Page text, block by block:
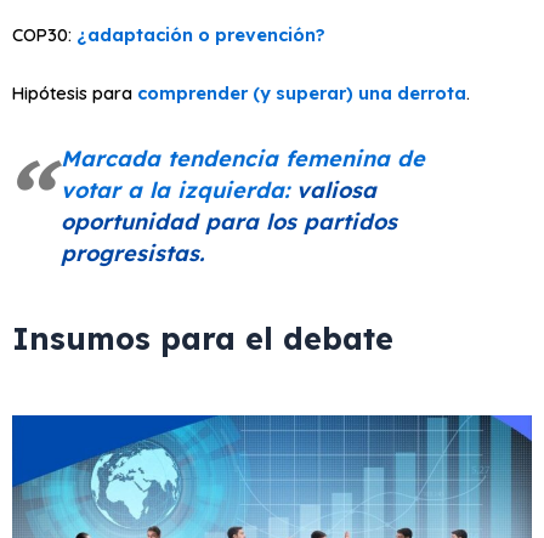
COP30: ¿adaptación o prevención?
Hipótesis para comprender (y superar) una derrota.
Marcada tendencia femenina de
votar a la izquierda:valiosa
oportunidad para los partidos
progresistas.
Insumos para el debate